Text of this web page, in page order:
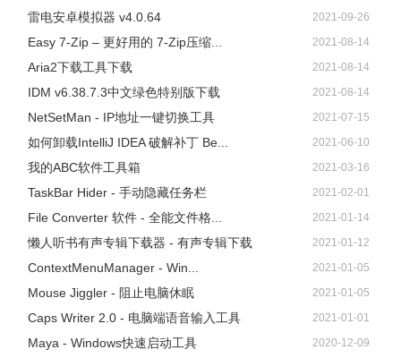
9、 裁剪
1）裁剪（cutting）指的是，截取原始视频里面的一个片段，
输出为一个新视频。可以指定开始时间（start）和持续时间
（duration），也可以指定结束时间（end）。
$ ffmpeg -ss [start] -i [input] -t [duration] -c copy [output]
$ ffmpeg -ss [start] -i [input] -to [end] -c copy [output]
2）下面是实际的例子。
$ ffmpeg -ss 00:01:50 -i [input] -t 10.5 -c copy [output]
$ ffmpeg -ss 2.5 -i [input] -to 10 -c copy [output]
3）上面例子中，-c copy表示不改变音频和视频的编码格
式，直接拷贝，这样会快很多。
10、 为音频添加封面
1）有些视频网站只允许上传视频文件。如果要上传音频文
件，必须为音频添加封面，将其转为视频，然后上传。下面
雷电安卓模拟器 v4.0.64 2021-09-26
Easy 7-Zip – 更好用的 7-Zip压缩... 2021-08-14
Aria2下载工具下载 2021-08-14
IDM v6.38.7.3中文绿色特别版下载 2021-08-14
NetSetMan - IP地址一键切换工具 2021-07-15
如何卸载IntelliJ IDEA 破解补丁 Be... 2021-06-10
我的ABC软件工具箱 2021-03-16
TaskBar Hider - 手动隐藏任务栏 2021-02-01
File Converter 软件 - 全能文件格... 2021-01-14
懒人听书有声专辑下载器 - 有声专辑下载 2021-01-12
ContextMenuManager - Win... 2021-01-05
Mouse Jiggler - 阻止电脑休眠 2021-01-05
Caps Writer 2.0 - 电脑端语音输入工具 2021-01-01
Maya - Windows快速启动工具 2020-12-09